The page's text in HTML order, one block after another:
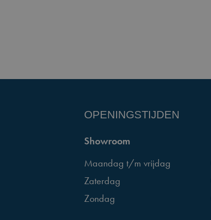
OPENINGSTIJDEN
Showroom
Maandag t/m vrijdag
Zaterdag
Zondag